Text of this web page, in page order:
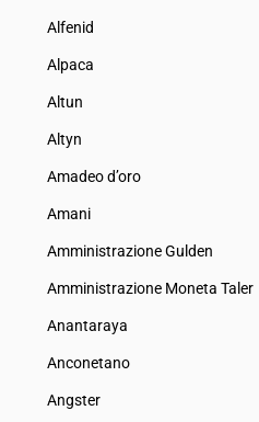
Alfenid
Alpaca
Altun
Altyn
Amadeo d’oro
Amani
Amministrazione Gulden
Amministrazione Moneta Taler
Anantaraya
Anconetano
Angster